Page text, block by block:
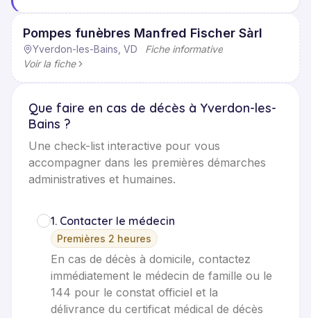
Pompes funèbres Manfred Fischer Sàrl
Yverdon-les-Bains, VD
Fiche informative
Voir la fiche
Que faire en cas de décès à Yverdon-les-
Bains ?
Une check-list interactive pour vous
accompagner dans les premières démarches
administratives et humaines.
1. Contacter le médecin
Premières 2 heures
En cas de décès à domicile, contactez
immédiatement le médecin de famille ou le
144 pour le constat officiel et la
délivrance du certificat médical de décès